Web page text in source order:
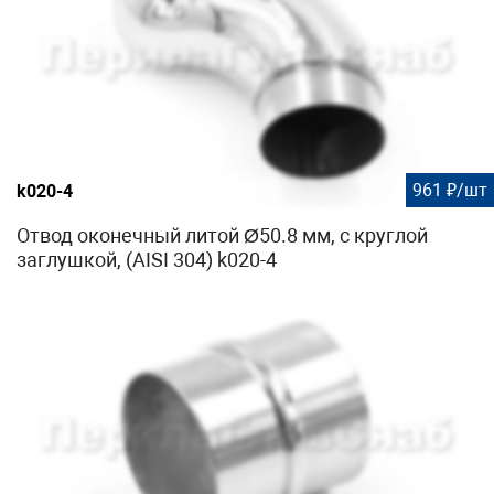
k020-4 961 ₽/шт
Отвод оконечный литой Ø50.8 мм, с круглой
заглушкой, (AISI 304) k020-4